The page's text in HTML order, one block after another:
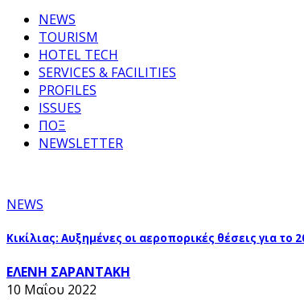
NEWS
TOURISM
HOTEL TECH
SERVICES & FACILITIES
PROFILES
ISSUES
ΠΟΞ
NEWSLETTER
NEWS
Κικίλιας: Αυξημένες οι αεροπορικές θέσεις για το
ΕΛΕΝΗ ΣΑΡΑΝΤΑΚΗ
10 Μαΐου 2022